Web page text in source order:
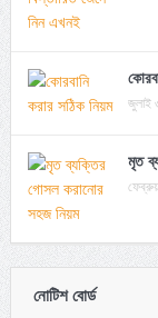
জুলাই
মৃত
নোটিশ বোর্ড